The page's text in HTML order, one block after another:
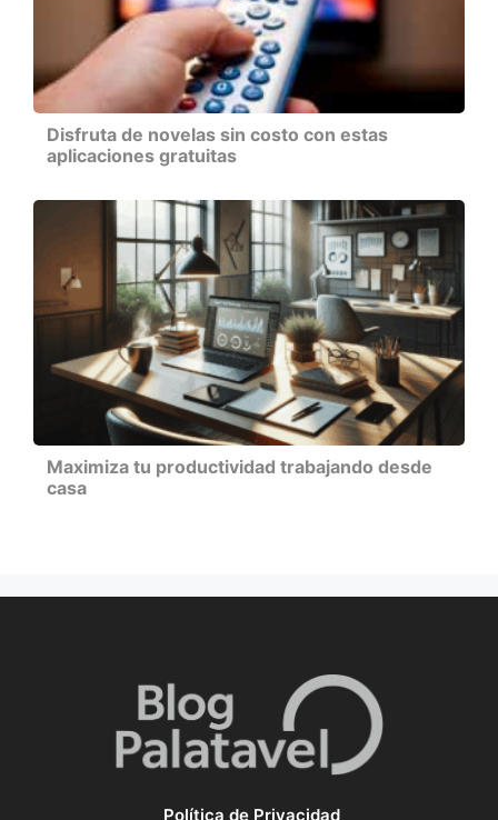
Disfruta de novelas sin costo con estas
aplicaciones gratuitas
Maximiza tu productividad trabajando desde
casa
Política de Privacidad